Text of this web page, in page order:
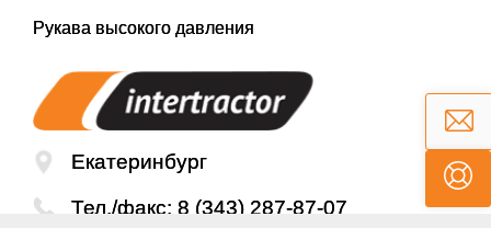
Рукава высокого давления
Екатеринбург
Тел./факс: 8 (343) 287-87-07